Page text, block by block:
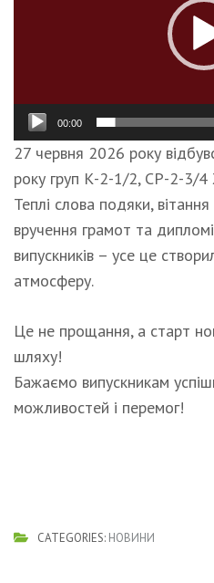
00:00
27 червня 2026 року
року груп К-2-1/2, СР-2-3/
Теплі слова подяки,
вручення грамот та
випускників – усе це
атмосферу.
Це не прощання, а старт
шляху!
Бажаємо випускникам
можливостей і перемог!
CATEGORIES: НОВИНИ